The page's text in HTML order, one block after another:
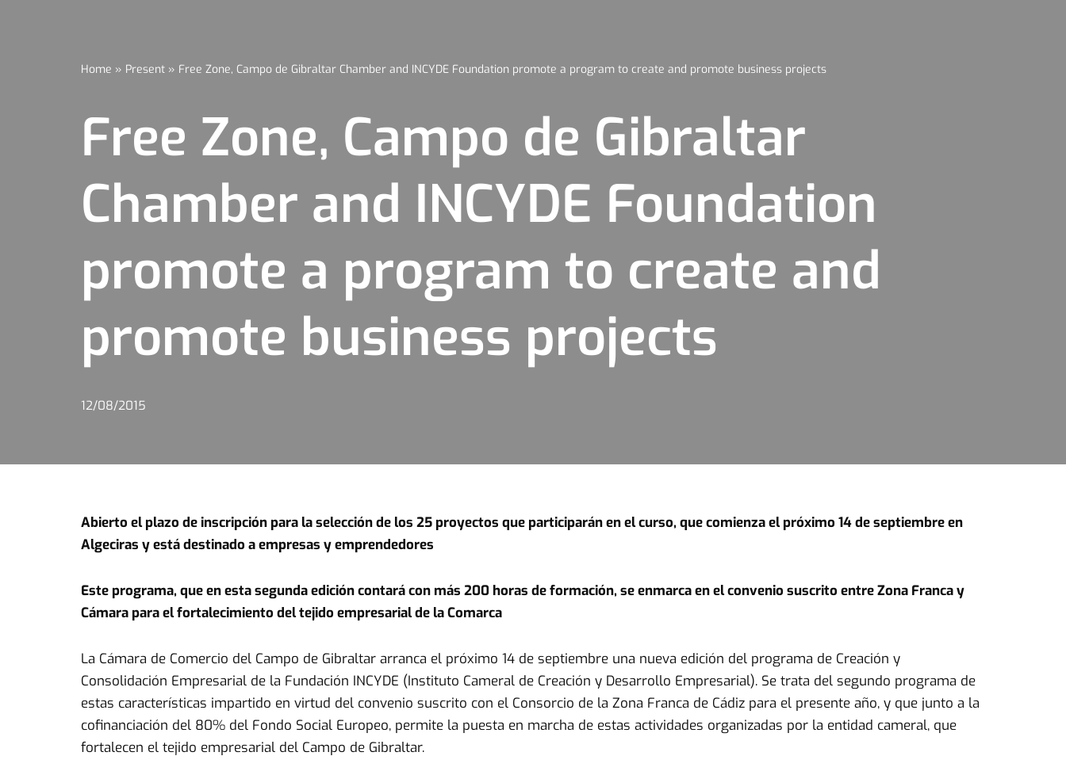
Home » Present » Free Zone, Campo de Gibraltar Chamber and INCYDE Foundation promote a program to create and promote business projects
Free Zone, Campo de Gibraltar
Chamber and INCYDE Foundation
promote a program to create and
promote business projects
12/08/2015
Abierto el plazo de inscripción para la selección de los 25 proyectos que participarán en el curso, que comienza el próximo 14 de septiembre en
Algeciras y está destinado a empresas y emprendedores
Este programa, que en esta segunda edición contará con más 200 horas de formación, se enmarca en el convenio suscrito entre Zona Franca y
Cámara para el fortalecimiento del tejido empresarial de la Comarca
La Cámara de Comercio del Campo de Gibraltar arranca el próximo 14 de septiembre una nueva edición del programa de Creación y
Consolidación Empresarial de la Fundación INCYDE (Instituto Cameral de Creación y Desarrollo Empresarial). Se trata del segundo programa de
estas características impartido en virtud del convenio suscrito con el Consorcio de la Zona Franca de Cádiz para el presente año, y que junto a la
cofinanciación del 80% del Fondo Social Europeo, permite la puesta en marcha de estas actividades organizadas por la entidad cameral, que
fortalecen el tejido empresarial del Campo de Gibraltar.